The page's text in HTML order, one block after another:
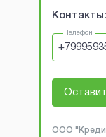
Контакты:
Телефон
+
ООО